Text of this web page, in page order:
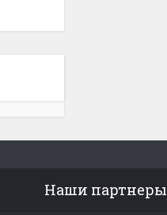
Наши партнеры